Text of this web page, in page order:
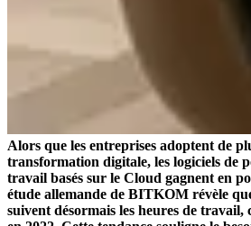
Alors que les entreprises adoptent de
transformation digitale, les logiciels de
travail basés sur le Cloud gagnent en
étude allemande de BITKOM révèle
suivent désormais les heures de travail,